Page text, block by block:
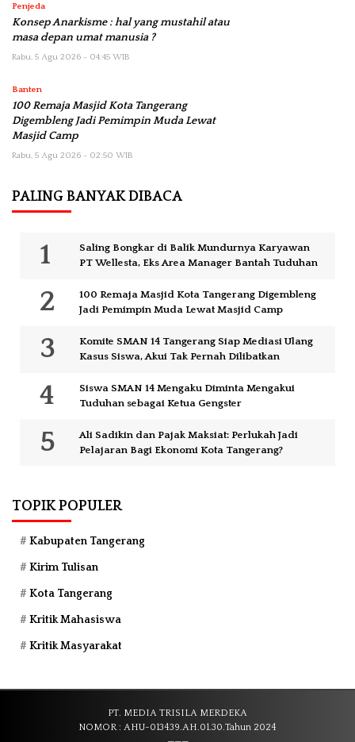
Penjeda
Konsep Anarkisme : hal yang mustahil atau
masa depan umat manusia ?
Rabu, 5 Agu 2026 - 04:45 WIB
Banten
100 Remaja Masjid Kota Tangerang
Digembleng Jadi Pemimpin Muda Lewat
Masjid Camp
Rabu, 5 Agu 2026 - 02:50 WIB
PALING BANYAK DIBACA
Saling Bongkar di Balik Mundurnya Karyawan
PT Wellesta, Eks Area Manager Bantah Tuduhan
100 Remaja Masjid Kota Tangerang Digembleng
Jadi Pemimpin Muda Lewat Masjid Camp
Komite SMAN 14 Tangerang Siap Mediasi Ulang
Kasus Siswa, Akui Tak Pernah Dilibatkan
Siswa SMAN 14 Mengaku Diminta Mengakui
Tuduhan sebagai Ketua Gengster
Ali Sadikin dan Pajak Maksiat: Perlukah Jadi
Pelajaran Bagi Ekonomi Kota Tangerang?
TOPIK POPULER
Kabupaten Tangerang
Kirim Tulisan
Kota Tangerang
Kritik Mahasiswa
Kritik Masyarakat
PT. MEDIA TRISILA MERDEKA
NOMOR : AHU-013439.AH.01.30.Tahun 2024